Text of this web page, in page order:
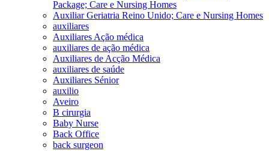
Package; Care e Nursing Homes
Auxiliar Geriatria Reino Unido; Care e Nursing Homes
auxiliares
Auxiliares Ação médica
auxiliares de ação médica
Auxiliares de Acção Médica
auxiliares de saúde
Auxiliares Sénior
auxilio
Aveiro
B cirurgia
Baby Nurse
Back Office
back surgeon